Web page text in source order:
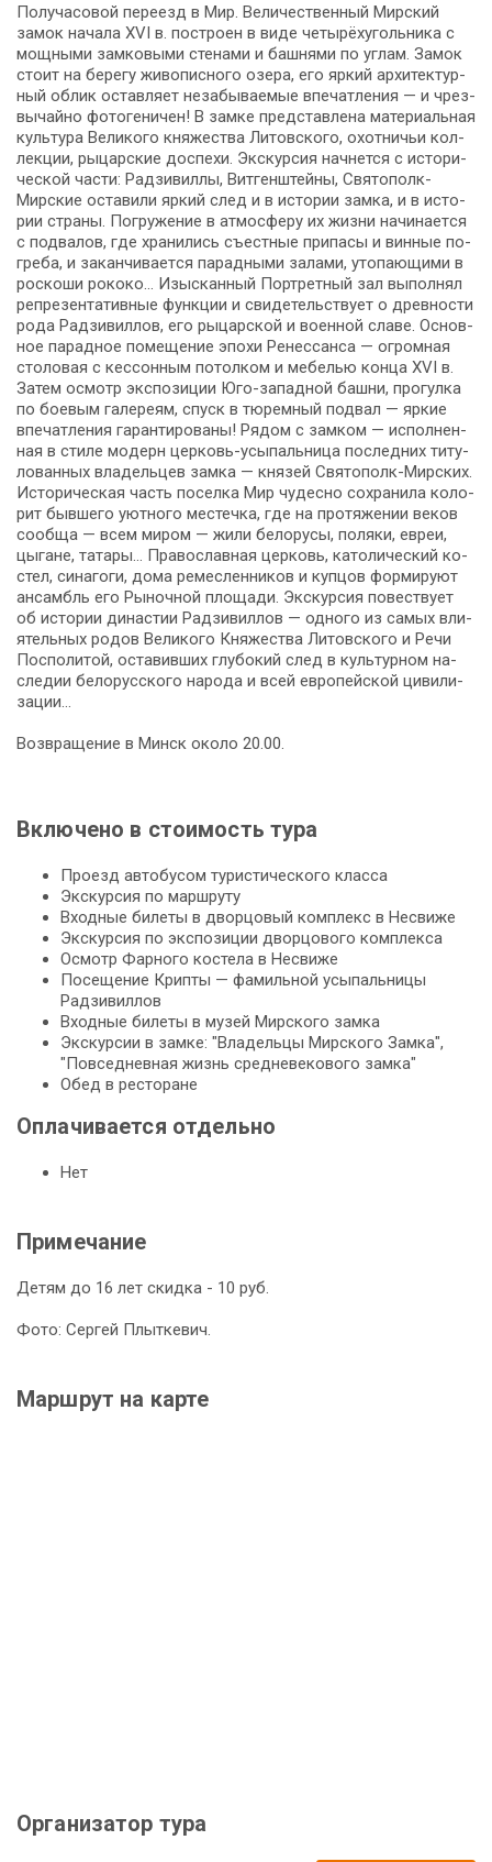
По­лу­ча­со­вой переезд в Мир. Ве­ли­чест­вен­ный Мирский
замок на­ча­ла XVI в. по­стро­ен в ви­де че­ты­рёхугольника с
мощ­ны­ми зам­ко­вы­ми сте­на­ми и баш­ня­ми по уг­лам. Замок
стоит на бе­ре­гу жи­во­пис­но­го озе­ра, его яр­кий ар­хи­тек­тур­
ный об­лик остав­ля­ет не­за­бы­вае­мые впе­чат­ле­ния — и чрез­
вы­чай­но фотогеничен! В зам­ке пред­став­ле­на ма­те­ри­аль­ная
куль­ту­ра Ве­ли­ко­го княжества Ли­тов­ско­го, охот­ни­чьи кол­
лек­ции, ры­цар­ские до­спе­хи. Экс­кур­сия начнется с ис­то­ри­
че­ской ча­сти: Рад­зи­вил­лы, Витгенштейны, Святополк-
Мирские оста­ви­ли яр­кий след и в ис­то­рии зам­ка, и в ис­то­
рии стра­ны. По­гру­же­ние в ат­мо­сфе­ру их жиз­ни на­чи­на­ет­ся
с под­ва­лов, где хра­ни­лись съе­ст­ные при­па­сы и вин­ные по­
гре­ба, и за­кан­чи­ва­ет­ся парадными залами, утопающими в
рос­ко­ши ро­ко­ко… Изысканный Порт­рет­ный зал вы­пол­нял
ре­пре­зен­та­тив­ные функ­ции и сви­де­тель­ству­ет о древ­но­сти
ро­да Рад­зи­вил­лов, его ры­цар­ской и во­ен­ной сла­ве. Ос­нов­
ное па­рад­ное по­ме­ще­ние эпо­хи Ренессанса — огромная
сто­ло­вая с кес­сон­ным по­тол­ком и ме­бе­лью кон­ца XVI в.
За­тем осмотр экс­по­зи­ции Юго-западной баш­ни, про­гул­ка
по боевым галереям, спуск в тюремный подвал — яр­кие
впе­чат­ле­ния га­ран­ти­ро­ва­ны! Рядом с зам­ком — ис­пол­нен­
ная в сти­ле мо­дерн церковь-усыпальница по­след­них ти­ту­
ло­ван­ных вла­дель­цев зам­ка — кня­зей Святополк-Мирских.
Ис­то­ри­че­ская часть поселка Мир чу­дес­но со­хра­ни­ла ко­ло­
рит быв­ше­го уют­но­го ме­с­теч­ка, где на про­тя­же­нии ве­ков
со­об­ща — всем ми­ром — жи­ли бе­ло­ру­сы, по­ля­ки, евреи,
цы­га­не, та­та­ры… Пра­во­слав­ная цер­ковь, ка­то­ли­че­ский ко­
стел, си­на­го­ги, до­ма ре­мес­лен­ни­ков и куп­цов фор­ми­ру­ют
ан­самбль его Рыночной пло­ща­ди. Экс­кур­сия по­вест­ву­ет
об ис­то­рии ди­на­стии Рад­зи­вил­лов — од­но­го из са­мых вли­
я­тель­ных ро­дов Ве­ли­ко­го Кня­же­ства Ли­тов­ско­го и Ре­чи
Поспо­ли­той, оста­вив­ших глу­бо­кий след в куль­тур­ном на­
сле­дии бе­ло­рус­ско­го на­ро­да и всей ев­ро­пей­ской ци­ви­ли­
за­ции…
Возвращение в Минск около 20.00.
Включено в стоимость тура
Проезд автобусом туристического класса
Экскурсия по маршруту
Входные билеты в дворцовый комплекс в Несвиже
Экскурсия по экспозиции дворцового комплекса
Осмотр Фарного костела в Несвиже
Посещение Крипты — фамильной усыпальницы
Радзивиллов
Входные билеты в музей Мирского замка
Экскурсии в замке: "Владельцы Мирского Замка",
"Повседневная жизнь средневекового замка"
Обед в ресторане
Оплачивается отдельно
Нет
Примечание
Детям до 16 лет скидка - 10 руб.
Фото: Сергей Плыткевич.
Маршрут на карте
Организатор тура